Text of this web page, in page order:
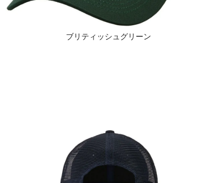
ブリティッシュグリーン